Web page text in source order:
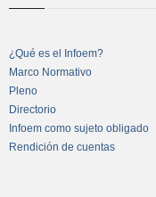
¿Qué es el Infoem?
Marco Normativo
Pleno
Directorio
Infoem como sujeto obligado
Rendición de cuentas